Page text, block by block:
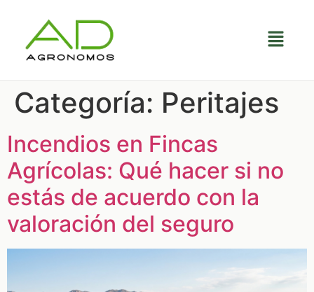
Categoría: Peritajes
Incendios en Fincas
Agrícolas: Qué hacer si no
estás de acuerdo con la
valoración del seguro